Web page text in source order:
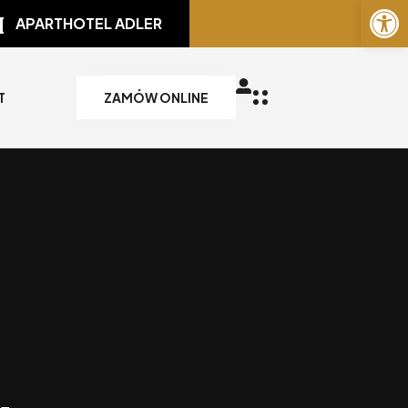
APARTHOTEL ADLER
ZAMÓW ONLINE